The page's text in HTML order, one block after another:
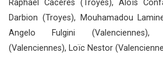
Raphael Cacérès (Troyes), Aloïs
Darbion (Troyes), Mouhamadou
Angelo Fulgini (Valenciennes),
(Valenciennes), Loïc Nestor